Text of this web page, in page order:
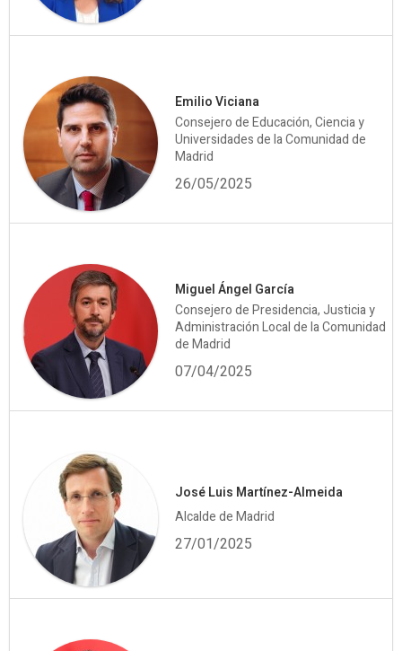
Emilio Viciana
Consejero de Educación, Ciencia y
Universidades de la Comunidad de
Madrid
26/05/2025
Miguel Ángel García
Consejero de Presidencia, Justicia y
Administración Local de la Comunidad
de Madrid
07/04/2025
José Luis Martínez-Almeida
Alcalde de Madrid
27/01/2025